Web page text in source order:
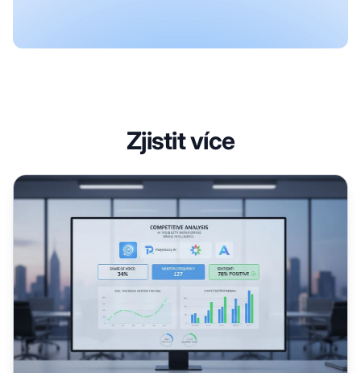
Zjistit více
Nástroje pro konkurenční analýzu v AI